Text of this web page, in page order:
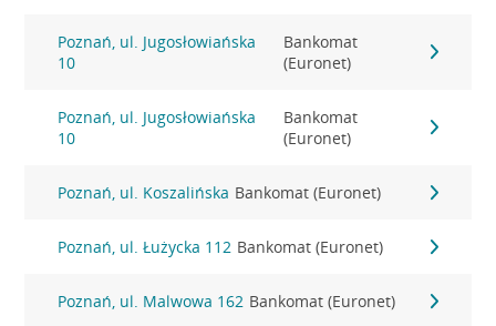
Poznań, ul. Jugosłowiańska
10
Bankomat
(Euronet)
Poznań, ul. Jugosłowiańska
10
Bankomat
(Euronet)
Poznań, ul. Koszalińska Bankomat (Euronet)
Poznań, ul. Łużycka 112 Bankomat (Euronet)
Poznań, ul. Malwowa 162 Bankomat (Euronet)